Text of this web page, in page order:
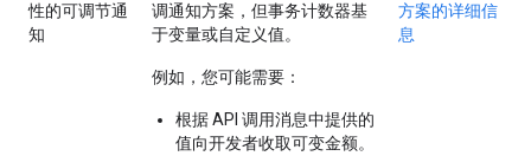
性的可调节通
知
调通知方案，但事务计数器基
于变量或自定义值。
例如，您可能需要：
根据 API 调用消息中提供的
值向开发者收取可变金额。
方案的详细信
息